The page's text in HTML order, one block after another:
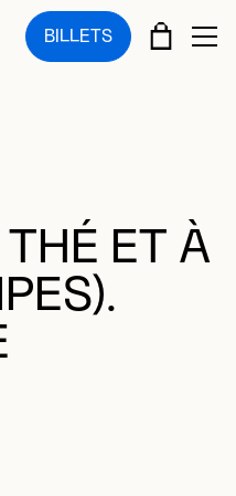
BILLETS PANIER
ET À